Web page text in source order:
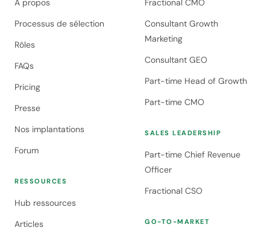
À propos
Processus de sélection
Rôles
FAQs
Pricing
Presse
Nos implantations
Forum
RESSOURCES
Hub ressources
Articles
Fractional CMO
Consultant Growth
Marketing
Consultant GEO
Part-time Head of Growth
Part-time CMO
SALES LEADERSHIP
Part-time Chief Revenue
Officer
Fractional CSO
GO-TO-MARKET